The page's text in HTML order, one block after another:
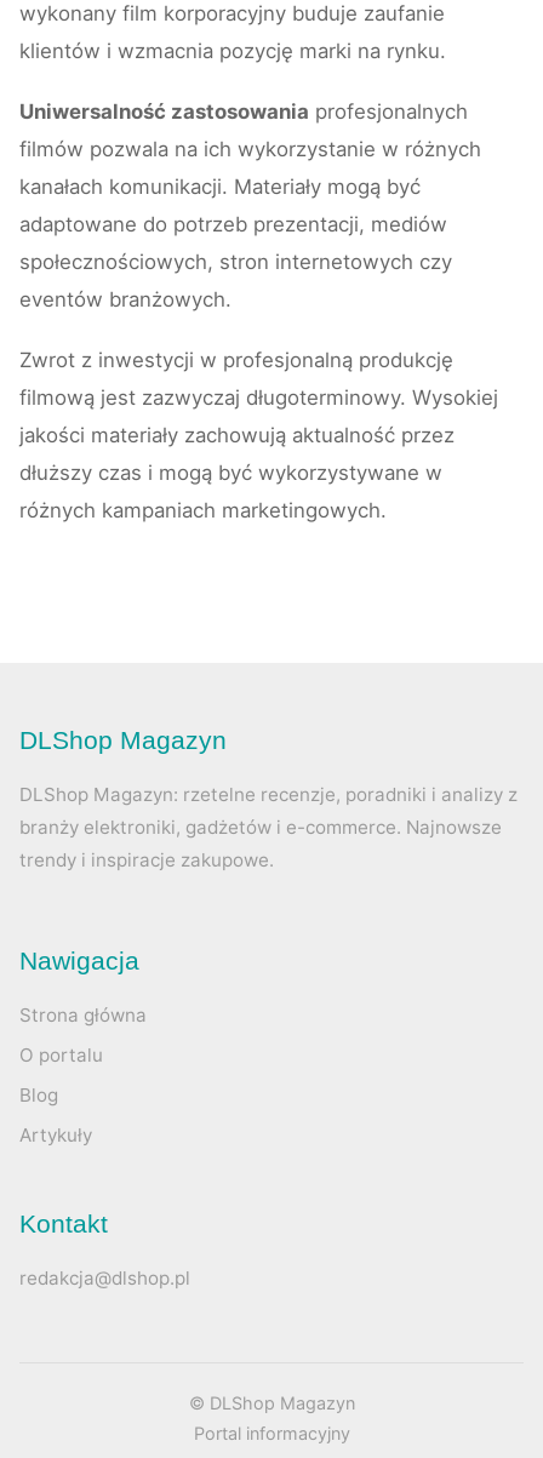
wykonany film korporacyjny buduje zaufanie
klientów i wzmacnia pozycję marki na rynku.
Uniwersalność zastosowania profesjonalnych
filmów pozwala na ich wykorzystanie w różnych
kanałach komunikacji. Materiały mogą być
adaptowane do potrzeb prezentacji, mediów
społecznościowych, stron internetowych czy
eventów branżowych.
Zwrot z inwestycji w profesjonalną produkcję
filmową jest zazwyczaj długoterminowy. Wysokiej
jakości materiały zachowują aktualność przez
dłuższy czas i mogą być wykorzystywane w
różnych kampaniach marketingowych.
DLShop Magazyn
DLShop Magazyn: rzetelne recenzje, poradniki i analizy z
branży elektroniki, gadżetów i e-commerce. Najnowsze
trendy i inspiracje zakupowe.
Nawigacja
Strona główna
O portalu
Blog
Artykuły
Kontakt
redakcja@dlshop.pl
© DLShop Magazyn
Portal informacyjny